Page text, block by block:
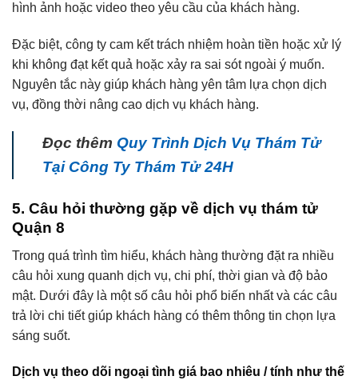
hình ảnh hoặc video theo yêu cầu của khách hàng.
Đặc biệt, công ty cam kết trách nhiệm hoàn tiền hoặc xử lý
khi không đạt kết quả hoặc xảy ra sai sót ngoài ý muốn.
Nguyên tắc này giúp khách hàng yên tâm lựa chọn dịch
vụ, đồng thời nâng cao dịch vụ khách hàng.
Đọc thêm Quy Trình Dịch Vụ Thám Tử
Tại Công Ty Thám Tử 24H
5. Câu hỏi thường gặp về dịch vụ thám tử
Quận 8
Trong quá trình tìm hiểu, khách hàng thường đặt ra nhiều
câu hỏi xung quanh dịch vụ, chi phí, thời gian và độ bảo
mật. Dưới đây là một số câu hỏi phổ biến nhất và các câu
trả lời chi tiết giúp khách hàng có thêm thông tin chọn lựa
sáng suốt.
Dịch vụ theo dõi ngoại tình giá bao nhiêu / tính như thế